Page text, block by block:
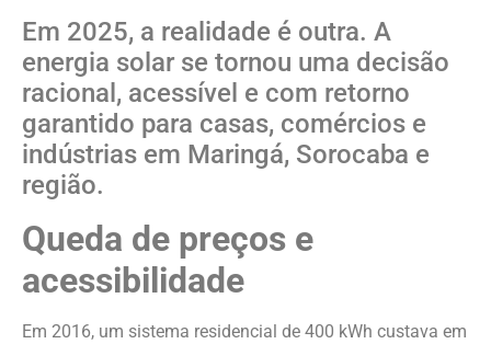
Em 2025, a realidade é outra. A
energia solar se tornou uma decisão
racional, acessível e com retorno
garantido para casas, comércios e
indústrias em Maringá, Sorocaba e
região.
Queda de preços e
acessibilidade
Em 2016, um sistema residencial de 400 kWh custava em